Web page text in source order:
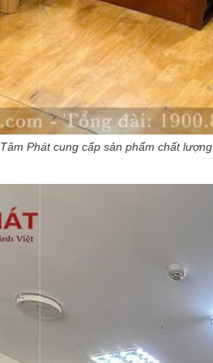
Tâm Phát cung cấp sản phẩm chất